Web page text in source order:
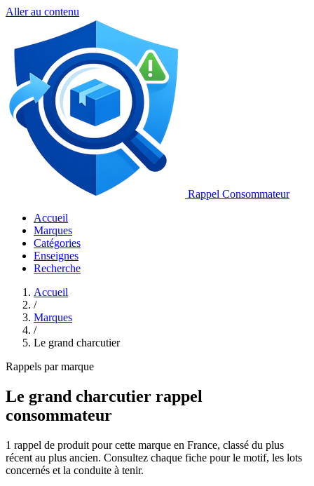
Aller au contenu
Rappel Consommateur
Accueil
Marques
Catégories
Enseignes
Recherche
Accueil
/
Marques
/
Le grand charcutier
Rappels par marque
Le grand charcutier rappel
consommateur
1 rappel de produit pour cette marque en France, classé du plus
récent au plus ancien. Consultez chaque fiche pour le motif, les lots
concernés et la conduite à tenir.